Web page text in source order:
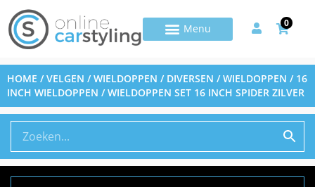
0
HOME /VELGEN / WIELDOPPEN / DIVERSEN /WIELDOPPEN / 16
INCH WIELDOPPEN / WIELDOPPEN SET 16 INCH SPIDER ZILVER